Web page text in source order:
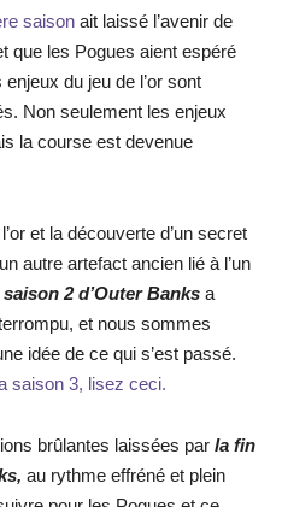
saison ait laissé l’avenir de
que les Pogues aient espéré
du jeu de l’or sont
Non seulement les enjeux
la course est devenue
et la découverte d’un secret
autre artefact ancien lié à l’un
saison 2 d’Outer Banks a
et nous sommes
idée de ce qui s’est passé.
saison 3, lisez ceci.
brûlantes laissées par la fin
au rythme effréné et plein